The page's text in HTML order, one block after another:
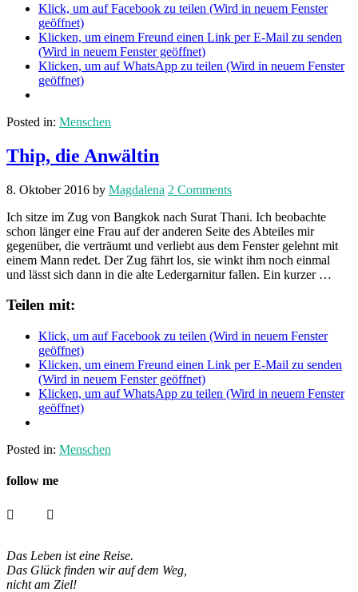
Klick, um auf Facebook zu teilen (Wird in neuem Fenster
geöffnet)
Klicken, um einem Freund einen Link per E-Mail zu senden
(Wird in neuem Fenster geöffnet)
Klicken, um auf WhatsApp zu teilen (Wird in neuem Fenster
geöffnet)
Posted in: Menschen
Thip, die Anwältin
8. Oktober 2016 by Magdalena 2 Comments
Ich sitze im Zug von Bangkok nach Surat Thani. Ich beobachte
schon länger eine Frau auf der anderen Seite des Abteiles mir
gegenüber, die verträumt und verliebt aus dem Fenster gelehnt mit
einem Mann redet. Der Zug fährt los, sie winkt ihm noch einmal
und lässt sich dann in die alte Ledergarnitur fallen. Ein kurzer …
Teilen mit:
Klick, um auf Facebook zu teilen (Wird in neuem Fenster
geöffnet)
Klicken, um einem Freund einen Link per E-Mail zu senden
(Wird in neuem Fenster geöffnet)
Klicken, um auf WhatsApp zu teilen (Wird in neuem Fenster
geöffnet)
Posted in: Menschen
follow me
Das Leben ist eine Reise.
Das Glück finden wir auf dem Weg,
nicht am Ziel!